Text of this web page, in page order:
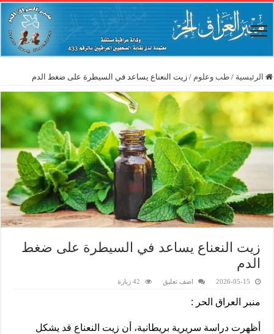
الرئيسية / طب وعلوم / زيت النعناع يساعد في السيطرة على ضغط الدم
زيت النعناع يساعد في السيطرة على ضغط
الدم
2026-05-15 اضف تعليق 42 زيارة
منبر العراق الحر :
أظهرت دراسة سريرية بريطانية، أن زيت النعناع قد يشكل